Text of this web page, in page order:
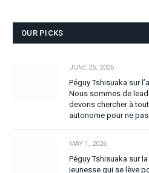
OUR PICKS
JUNE 25, 2026
Péguy Tshisuaka sur
Nous sommes de
devons chercher à
autonome pour ne
MAY 1, 2026
Péguy Tshisuaka sur
jeunesse qui se lève